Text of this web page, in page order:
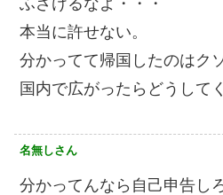
本当に許せない。
分かってて帰国したのはク
国内で広がったらどうして
名無しさん
分かってんなら自己申告し